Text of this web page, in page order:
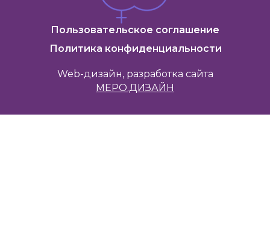
Пользовательское соглашение
Политика конфиденциальности
Web-дизайн, разработка сайта
МЕРО.ДИЗАЙН